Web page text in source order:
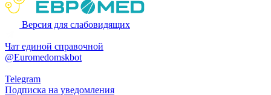
Версия для слабовидящих
Чат единой справочной
@Euromedomskbot
Telegram
Подписка на уведомления